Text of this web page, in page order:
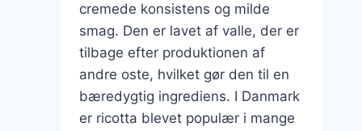
cremede konsistens og milde
smag. Den er lavet af valle, der er
tilbage efter produktionen af
andre oste, hvilket gør den til en
bæredygtig ingrediens. I Danmark
er ricotta blevet populær i mange